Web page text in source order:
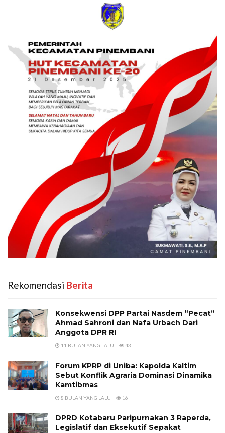
Rekomendasi ‎ Berita
Konsekwensi DPP Partai Nasdem “Pecat”
Ahmad Sahroni dan Nafa Urbach Dari
Anggota DPR RI
11 BULAN YANG LALU 43
Forum KPRP di Uniba: Kapolda Kaltim
Sebut Konflik Agraria Dominasi Dinamika
Kamtibmas
8 BULAN YANG LALU 16
DPRD Kotabaru Paripurnakan 3 Raperda,
Legislatif dan Eksekutif Sepakat